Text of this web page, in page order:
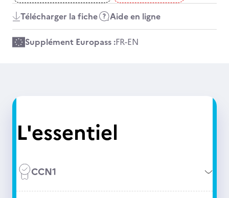
Télécharger la fiche Aide en ligne
Supplément Europass :FR-EN
L'essentiel
CCN1